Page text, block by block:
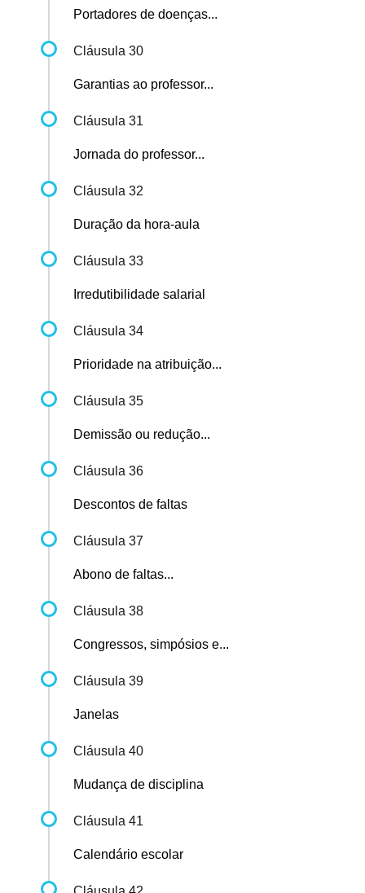
Portadores de doenças...
Cláusula 30
Garantias ao professor...
Cláusula 31
Jornada do professor...
Cláusula 32
Duração da hora-aula
Cláusula 33
Irredutibilidade salarial
Cláusula 34
Prioridade na atribuição...
Cláusula 35
Demissão ou redução...
Cláusula 36
Descontos de faltas
Cláusula 37
Abono de faltas...
Cláusula 38
Congressos, simpósios e...
Cláusula 39
Janelas
Cláusula 40
Mudança de disciplina
Cláusula 41
Calendário escolar